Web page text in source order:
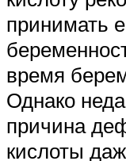
принимать
время
Однако
причина
кислоты